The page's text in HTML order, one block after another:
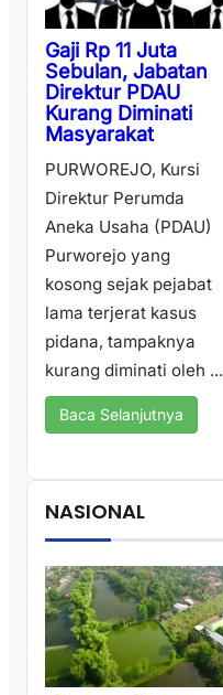
Gaji Rp 11 Juta
Sebulan, Jabatan
Direktur PDAU
Kurang Diminati
Masyarakat
PURWOREJO, Kursi
Direktur Perumda
Aneka Usaha (PDAU)
Purworejo yang
kosong sejak pejabat
lama terjerat kasus
pidana, tampaknya
kurang diminati oleh ...
Baca Selanjutnya
NASIONAL